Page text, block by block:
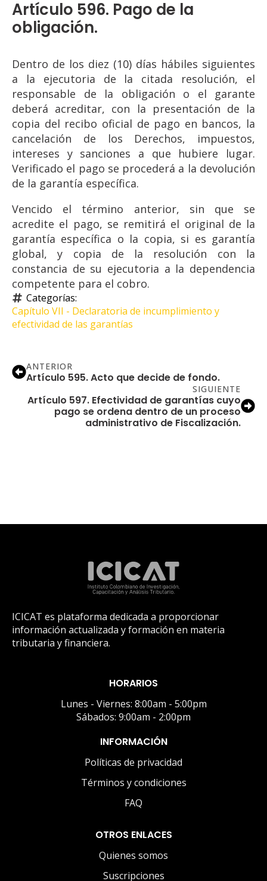
Artículo 596. Pago de la
obligación.
Dentro de los diez (10) días hábiles siguientes
a la ejecutoria de la citada resolución, el
responsable de la obligación o el garante
deberá acreditar, con la presentación de la
copia del recibo oficial de pago en bancos, la
cancelación de los Derechos, impuestos,
intereses y sanciones a que hubiere lugar.
Verificado el pago se procederá a la devolución
de la garantía específica.
Vencido el término anterior, sin que se
acredite el pago, se remitirá el original de la
garantía específica o la copia, si es garantía
global, y copia de la resolución con la
constancia de su ejecutoria a la dependencia
competente para el cobro.
Categorías:
Capítulo VII - Declaratoria de incumplimiento y
efectividad de las garantías
ANTERIOR
Artículo 595. Acto que decide de fondo.
SIGUIENTE
Artículo 597. Efectividad de garantías cuyo
pago se ordena dentro de un proceso
administrativo de Fiscalización.
ICICAT es plataforma dedicada a proporcionar
información actualizada y formación en materia
tributaria y financiera.
HORARIOS
Lunes - Viernes: 8:00am - 5:00pm
Sábados: 9:00am - 2:00pm
INFORMACIÓN
Políticas de privacidad
Términos y condiciones
FAQ
OTROS ENLACES
Quienes somos
Suscripciones